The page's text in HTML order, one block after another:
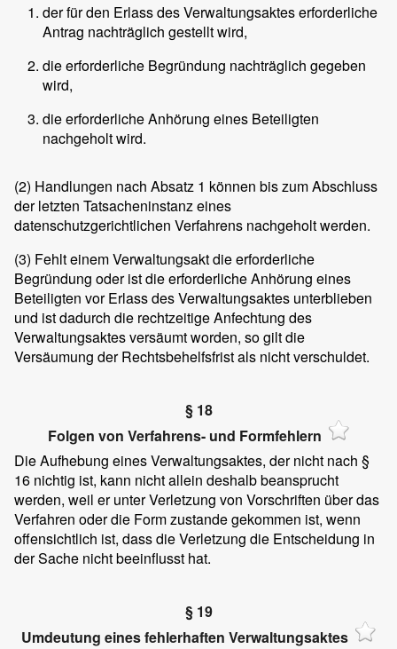
der für den Erlass des Verwaltungsaktes erforderliche
Antrag nachträglich gestellt wird,
die erforderliche Begründung nachträglich gegeben
wird,
die erforderliche Anhörung eines Beteiligten
nachgeholt wird.
(2) Handlungen nach Absatz 1 können bis zum Abschluss
der letzten Tatsacheninstanz eines
datenschutzgerichtlichen Verfahrens nachgeholt werden.
(3) Fehlt einem Verwaltungsakt die erforderliche
Begründung oder ist die erforderliche Anhörung eines
Beteiligten vor Erlass des Verwaltungsaktes unterblieben
und ist dadurch die rechtzeitige Anfechtung des
Verwaltungsaktes versäumt worden, so gilt die
Versäumung der Rechtsbehelfsfrist als nicht verschuldet.
§ 18
Folgen von Verfahrens- und Formfehlern
Die Aufhebung eines Verwaltungsaktes, der nicht nach §
16 nichtig ist, kann nicht allein deshalb beansprucht
werden, weil er unter Verletzung von Vorschriften über das
Verfahren oder die Form zustande gekommen ist, wenn
offensichtlich ist, dass die Verletzung die Entscheidung in
der Sache nicht beeinflusst hat.
§ 19
Umdeutung eines fehlerhaften Verwaltungsaktes